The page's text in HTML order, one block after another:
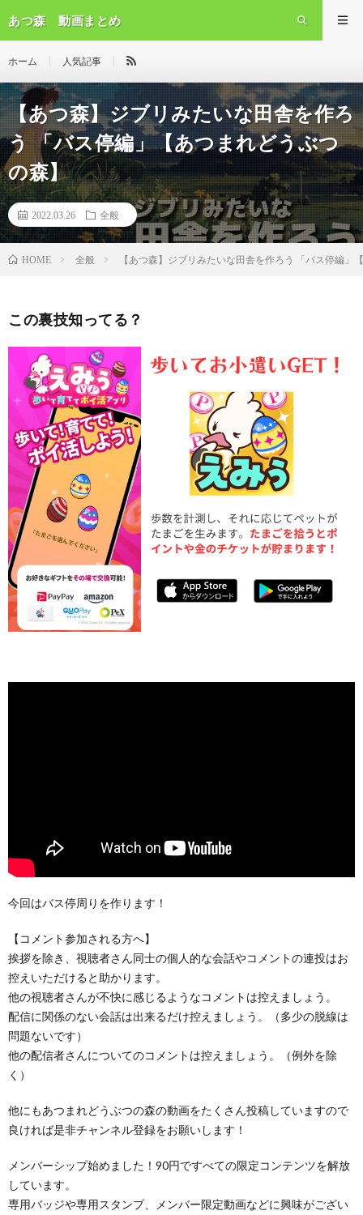
あつ森 動画まとめ
ホーム 人気記事
【あつ森】ジブリみたいな田舎を作ろ
う 「バス停編」【あつまれどうぶつ
の森】
2022.03.26 全般
HOME 全般 【あつ森】ジブリみたいな田舎を作ろう 「バス停編」
この裏技知ってる？
今回はバス停周りを作ります！
【コメント参加される方へ】
挨拶を除き、視聴者さん同士の個人的な会話やコメントの連投はお
控えいただけると助かります。
他の視聴者さんが不快に感じるようなコメントは控えましょう。
配信に関係のない会話は出来るだけ控えましょう。（多少の脱線は
問題ないです）
他の配信者さんについてのコメントは控えましょう。（例外を除
く）
他にもあつまれどうぶつの森の動画をたくさん投稿していますので
良ければ是非チャンネル登録をお願いします！
メンバーシップ始めました！90円ですべての限定コンテンツを解放
しています。
専用バッジや専用スタンプ、メンバー限定動画などに興味がござい